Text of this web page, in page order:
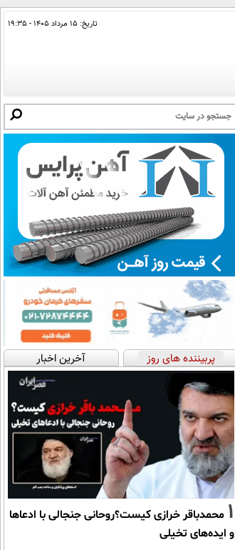
تاریخ: ۱۵ مرداد ۱۴۰۵ - ۱۹:۳۵
پربیننده های روز آخرین اخبار
1 محمدباقر خرازی کیست؟روحانی جنجالی با ادعاها
و ایده‌های تخیلی